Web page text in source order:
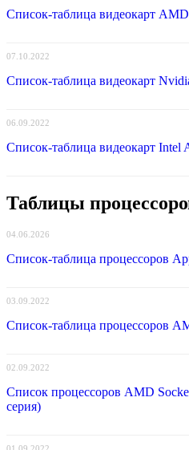
Список-таблица видеокарт
07.10.2022
Список-таблица видеокарт
06.09.2022
Список-таблица видеокарт Intel
Таблицы
04.06.2026
Список-таблица процессоров
03.09.2022
Список-таблица процессоров
02.09.2022
Список процессоров AMD
серия)